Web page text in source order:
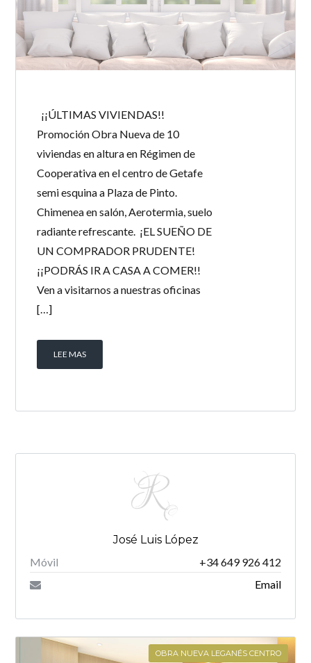
¡¡ÚLTIMAS VIVIENDAS!!
Promoción Obra Nueva de 10
viviendas en altura en Régimen de
Cooperativa en el centro de Getafe
semi esquina a Plaza de Pinto.
Chimenea en salón, Aerotermia, suelo
radiante refrescante. ¡EL SUEÑO DE
UN COMPRADOR PRUDENTE!
¡¡PODRÁS IR A CASA A COMER!!
Ven a visitarnos a nuestras oficinas
[…]
LEE MAS
José Luis López
Móvil
+34 649 926 412
Email
OBRA NUEVA LEGANÉS CENTRO